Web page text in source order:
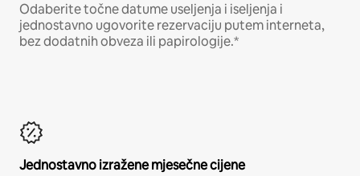
Odaberite točne datume useljenja i iseljenja i
jednostavno ugovorite rezervaciju putem interneta,
bez dodatnih obveza ili papirologije.*
Jednostavno izražene mjesečne cijene